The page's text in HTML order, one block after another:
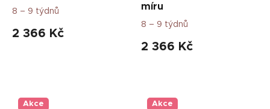
8 – 9 týdnů
2 366 Kč
míru
8 – 9 týdnů
2 366 Kč
Akce Akce